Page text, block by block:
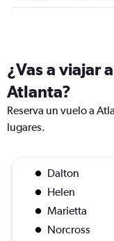
¿Vas a viajar
Atlanta?
Reserva un vuelo a
lugares.
Dalton
Helen
Marietta
Norcross